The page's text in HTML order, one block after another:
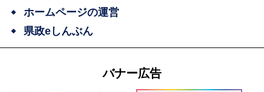
ホームページの運営
県政eしんぶん
バナー広告